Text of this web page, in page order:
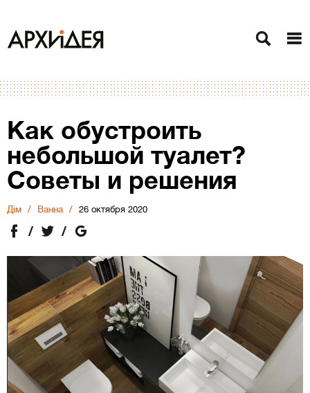
Как обустроить
небольшой туалет?
Советы и решения
Дiм Ванна 26 октября 2020